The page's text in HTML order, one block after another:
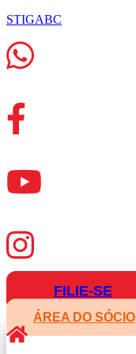
STIGABC
FILIE-SE
ÁREA DO SÓCIO